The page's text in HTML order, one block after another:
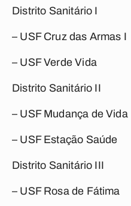
Distrito Sanitário I
– USF Cruz das Armas I
– USF Verde Vida
Distrito Sanitário II
– USF Mudança de Vida
– USF Estação Saúde
Distrito Sanitário III
– USF Rosa de Fátima